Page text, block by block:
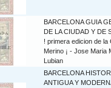
BARCELONA GUIA
DE LA CIUDAD Y DE
! primera edicion de la
Merino ¡ - Jose Maria
Lubian
BARCELONA
ANTIGUA Y